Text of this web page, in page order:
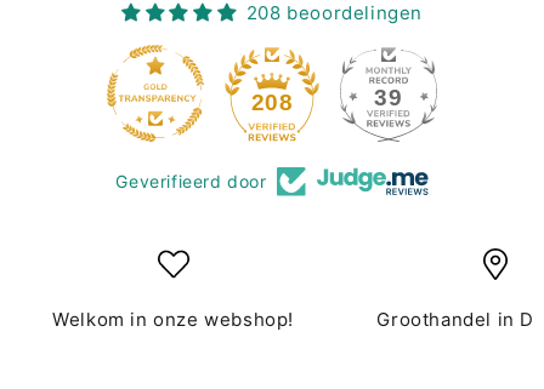
208 beoordelingen
208 39
Geverifieerd door
Welkom in onze webshop! Groothandel in